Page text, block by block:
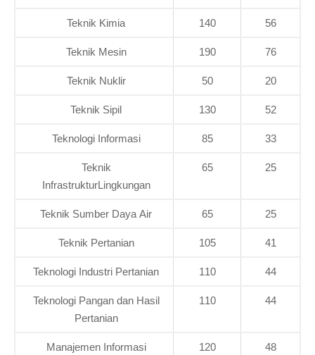
Teknik Kimia 140 56
Teknik Mesin 190 76
Teknik Nuklir 50 20
Teknik Sipil 130 52
Teknologi Informasi 85 33
Teknik
InfrastrukturLingkungan
65 25
Teknik Sumber Daya Air 65 25
Teknik Pertanian 105 41
Teknologi Industri Pertanian 110 44
Teknologi Pangan dan Hasil
Pertanian
110 44
Manajemen Informasi
120 48